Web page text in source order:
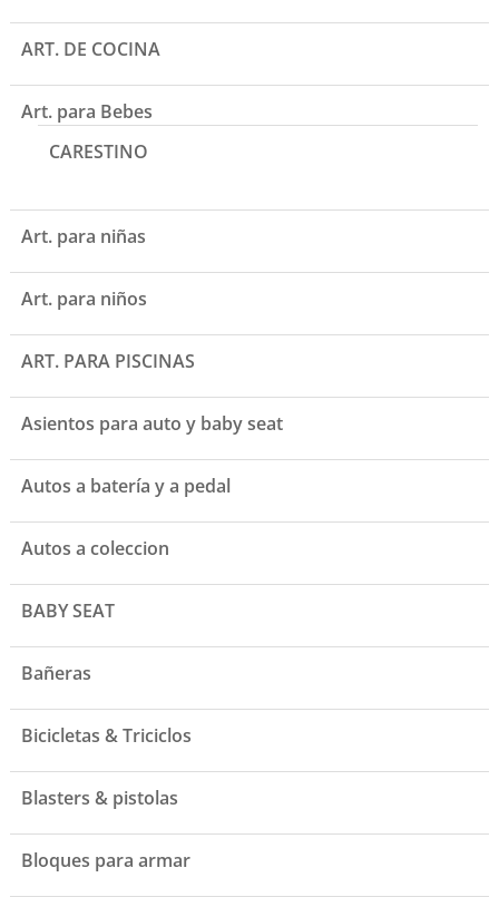
ART. DE COCINA
Art. para Bebes
CARESTINO
Art. para niñas
Art. para niños
ART. PARA PISCINAS
Asientos para auto y baby seat
Autos a batería y a pedal
Autos a coleccion
BABY SEAT
Bañeras
Bicicletas & Triciclos
Blasters & pistolas
Bloques para armar